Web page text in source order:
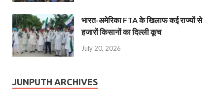
भारत-अमेरिका FTA के खिलाफ कई राज्यों से
हजारों किसानों का दिल्ली कूच
July 20, 2026
JUNPUTH ARCHIVES